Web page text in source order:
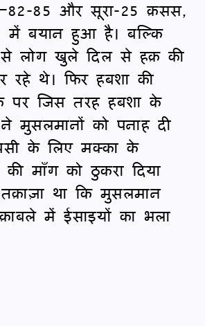
85 और सूरा-25 क़सस,
बयान हुआ है। बल्कि
लोग खुले दिल से हक़ की
रहे थे। फिर हबशा की
पर जिस तरह हबशा के
मुसलमानों को पनाह दी
के लिए मक्का के
माँग को ठुकरा दिया
था कि मुसलमान
में ईसाइयों का भला